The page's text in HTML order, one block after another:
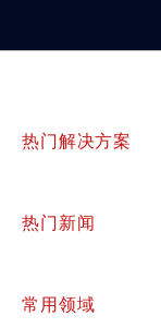
热门解决方案
热门新闻
常用领域